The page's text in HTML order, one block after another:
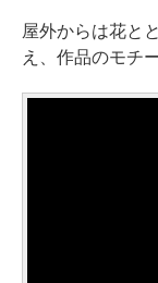
屋外からは花と
え、作品のモチ